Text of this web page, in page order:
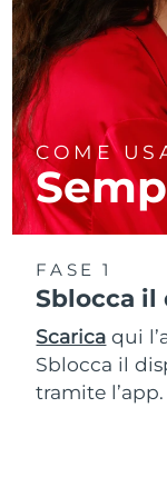
COME
FASE 1
Sblocca il
Scarica qui
Sblocca il
tramite l’app.